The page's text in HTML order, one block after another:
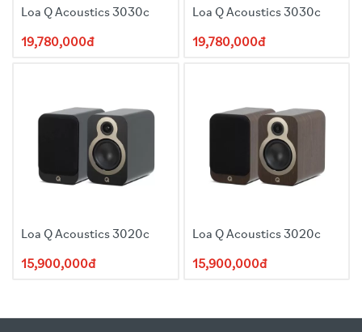
Loa Q Acoustics 3030c
19,780,000đ
Loa Q Acoustics 3030c
19,780,000đ
Loa Q Acoustics 3020c
15,900,000đ
Loa Q Acoustics 3020c
15,900,000đ